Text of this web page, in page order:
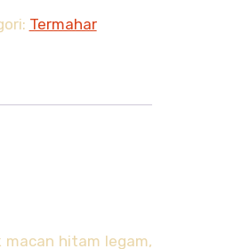
Termahar
macan hitam legam,